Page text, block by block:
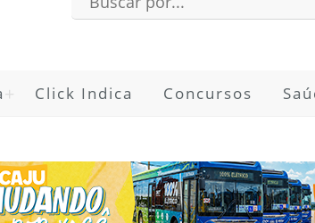
Click Indica Concursos